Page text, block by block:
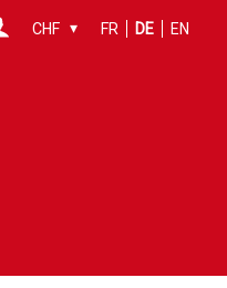
CHF FR DE EN